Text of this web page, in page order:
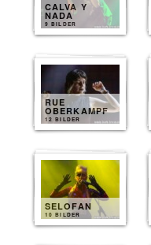
CALVA Y
NADA
9 BILDER
RUE
OBERKAMPF
12 BILDER
SELOFAN
10 BILDER